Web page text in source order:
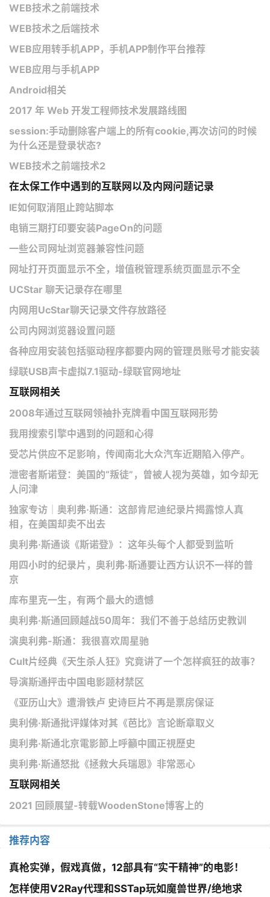
WEB技术之前端技术
WEB技术之后端技术
WEB应用转手机APP，手机APP制作平台推荐
WEB应用与手机APP
Android相关
2017 年 Web 开发工程师技术发展路线图
session:手动删除客户端上的所有cookie,再次访问的时候
为什么还是登录状态?
WEB技术之前端技术2
在太保工作中遇到的互联网以及内网问题记录
IE如何取消阻止跨站脚本
电销三期打印要安装PageOn的问题
一些公司网址浏览器兼容性问题
网址打开页面显示不全，增值税管理系统页面显示不全
​UCStar 聊天记录存在哪里
内网用UcStar聊天记录文件存放路径
公司内网浏览器设置问题
各种应用安装包括驱动程序都要内网的管理员账号才能安装
绿联USB声卡虚拟7.1驱动-绿联官网地址
互联网相关
2008年通过互联网领袖扑克牌看中国互联网形势
我用搜索引擎中遇到的问题和心得
受芯片供应不足影响，传闻南北大众汽车近期陷入停产。
泄密者斯诺登：美国的“叛徒”，曾被人视为英雄，如今却无
人问津
独家专访｜奥利弗·斯通：这部肯尼迪纪录片揭露惊人真
相，在美国却卖不出去
奥利弗·斯通谈《斯诺登》：这年头每个人都受到监听
用四小时的纪录片，奥利弗·斯通要让西方认识不一样的普
京
库布里克一生，有两个最大的遗憾
奥利弗·斯通回顾越战50周年：我们不善于总结历史教训
演奥利弗-斯通：我很喜欢周星驰
Cult片经典《天生杀人狂》究竟讲了一个怎样疯狂的故事？
导演斯通抨击中国电影题材禁区
《亚历山大》遭滑铁卢 史诗巨片不再是票房保证
奥利佛·斯通批评媒体对其《芭比》言论断章取义
奧利弗·斯通北京電影節上呼籲中國正視歷史
奥利弗·斯通怒批《拯救大兵瑞恩》非常恶心
互联网相关
2021 回顾展望-转载WoodenStone博客上的
推荐内容
真枪实弹，假戏真做，12部具有“实干精神”的电影！
怎样使用V2Ray代理和SSTap玩如魔兽世界/绝地求